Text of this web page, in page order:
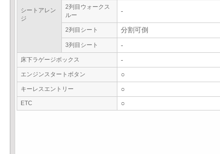
シートアレン
ジ
2列目ウォークス
ルー
-
2列目シート 分割可倒
3列目シート -
床下ラゲージボックス -
エンジンスタートボタン ○
キーレスエントリー ○
ETC ○